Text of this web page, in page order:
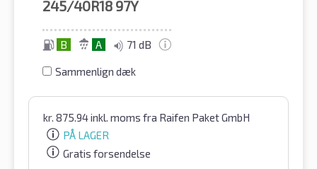
245/40R18 97Y
B A 71 dB
Sammenlign dæk
kr. 875.94inkl. moms fra Raifen Paket GmbH
PÅ LAGER
Gratis forsendelse